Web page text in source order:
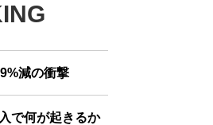
減の衝撃
で何が起きるか
JOURNAL